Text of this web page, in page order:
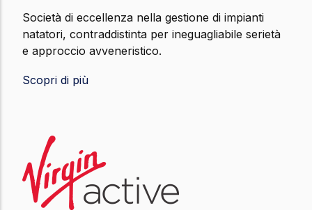
Società di eccellenza nella gestione di impianti
natatori, contraddistinta per ineguagliabile serietà
e approccio avveneristico.
Scopri di più